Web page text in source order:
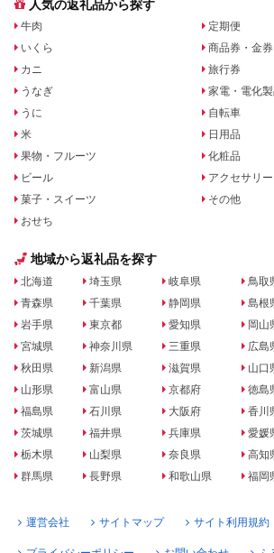
人気の返礼品から探す
牛肉
いくら
カニ
うなぎ
うに
米
果物・フルーツ
ビール
菓子・スイーツ
おせち
定期便
商品券・金券
旅行券
家電・電化製
自転車
日用品
化粧品
アクセサリー
その他
地域から返礼品を探す
北海道
青森県
岩手県
宮城県
秋田県
山形県
福島県
茨城県
栃木県
群馬県
埼玉県
千葉県
東京都
神奈川県
新潟県
富山県
石川県
福井県
山梨県
長野県
岐阜県
静岡県
愛知県
三重県
滋賀県
京都府
大阪府
兵庫県
奈良県
和歌山県
鳥取
島根
岡山
広島
山口
徳島
香川
愛媛
高知
福岡
運営会社 サイトマップ サイト利用規約